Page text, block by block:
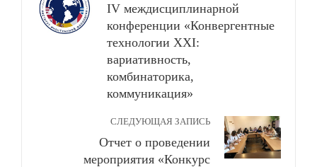
IV междисциплинарной
конференции «Конвергентные
технологии ХХI:
вариативность,
комбинаторика,
коммуникация»
СЛЕДУЮЩАЯ ЗАПИСЬ
Отчет о проведении
мероприятия «Конкурс